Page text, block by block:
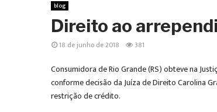
blog
Direito ao
18 de junho de 2018 381
Consumidora de Rio Grande (RS) obteve na
conforme decisão da Juíza de Direito Carolina
restrição de crédito.